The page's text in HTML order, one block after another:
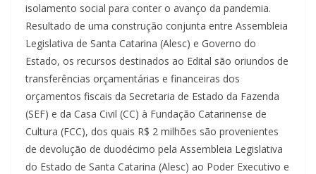
isolamento social para conter o avanço da pandemia.
Resultado de uma construção conjunta entre Assembleia
Legislativa de Santa Catarina (Alesc) e Governo do
Estado, os recursos destinados ao Edital são oriundos de
transferências orçamentárias e financeiras dos
orçamentos fiscais da Secretaria de Estado da Fazenda
(SEF) e da Casa Civil (CC) à Fundação Catarinense de
Cultura (FCC), dos quais R$ 2 milhões são provenientes
de devolução de duodécimo pela Assembleia Legislativa
do Estado de Santa Catarina (Alesc) ao Poder Executivo e